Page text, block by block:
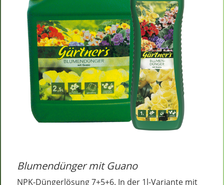
Blumendünger mit Guano
NPK-Düngerlösung 7+5+6. In der 1l-Variante mit